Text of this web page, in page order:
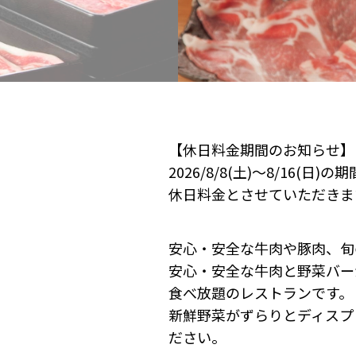
【休日料金期間のお知らせ】
2026/8/8(土)～8/16(日)の期
休日料金とさせていただきま
安心・安全な牛肉や豚肉、
安心・安全な牛肉と野菜バ
食べ放題のレストランです。
新鮮野菜がずらりとディス
ださい。